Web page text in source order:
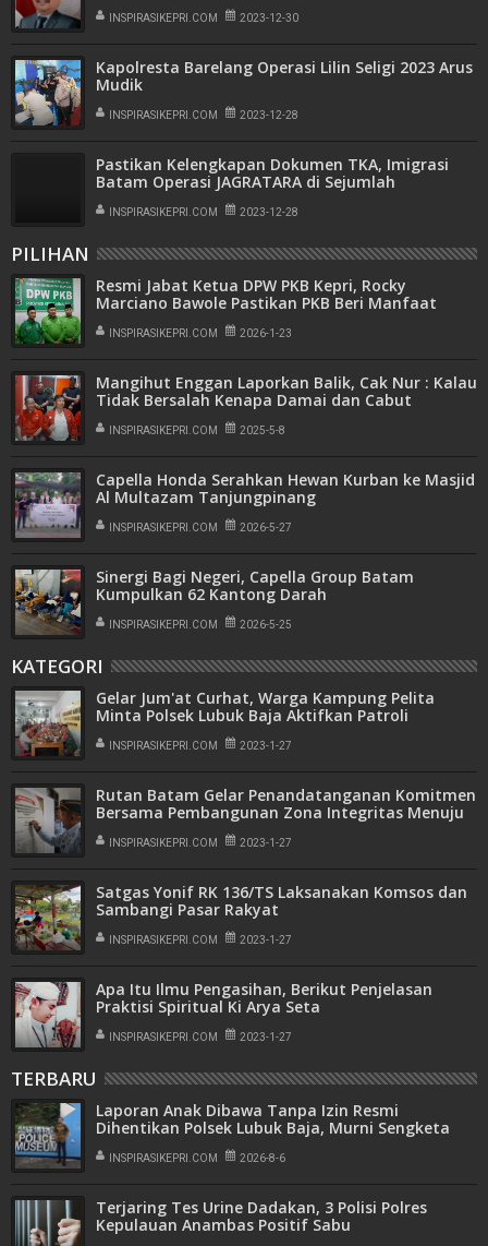
INSPIRASIKEPRI.COM 2023-12-30
Kapolresta Barelang Operasi Lilin Seligi 2023 Arus
Mudik
INSPIRASIKEPRI.COM 2023-12-28
Pastikan Kelengkapan Dokumen TKA, Imigrasi
Batam Operasi JAGRATARA di Sejumlah
Perusahaan
INSPIRASIKEPRI.COM 2023-12-28
PILIHAN
Resmi Jabat Ketua DPW PKB Kepri, Rocky
Marciano Bawole Pastikan PKB Beri Manfaat
Nyata Bagi Masyarakat
INSPIRASIKEPRI.COM 2026-1-23
Mangihut Enggan Laporkan Balik, Cak Nur : Kalau
Tidak Bersalah Kenapa Damai dan Cabut
Laporan
INSPIRASIKEPRI.COM 2025-5-8
Capella Honda Serahkan Hewan Kurban ke Masjid
Al Multazam Tanjungpinang
INSPIRASIKEPRI.COM 2026-5-27
Sinergi Bagi Negeri, Capella Group Batam
Kumpulkan 62 Kantong Darah
INSPIRASIKEPRI.COM 2026-5-25
KATEGORI
Gelar Jum'at Curhat, Warga Kampung Pelita
Minta Polsek Lubuk Baja Aktifkan Patroli
INSPIRASIKEPRI.COM 2023-1-27
Rutan Batam Gelar Penandatanganan Komitmen
Bersama Pembangunan Zona Integritas Menuju
WBK dan WBBM
INSPIRASIKEPRI.COM 2023-1-27
Satgas Yonif RK 136/TS Laksanakan Komsos dan
Sambangi Pasar Rakyat
INSPIRASIKEPRI.COM 2023-1-27
Apa Itu Ilmu Pengasihan, Berikut Penjelasan
Praktisi Spiritual Ki Arya Seta
INSPIRASIKEPRI.COM 2023-1-27
TERBARU
Laporan Anak Dibawa Tanpa Izin Resmi
Dihentikan Polsek Lubuk Baja, Murni Sengketa
Hak Asuh
INSPIRASIKEPRI.COM 2026-8-6
Terjaring Tes Urine Dadakan, 3 Polisi Polres
Kepulauan Anambas Positif Sabu